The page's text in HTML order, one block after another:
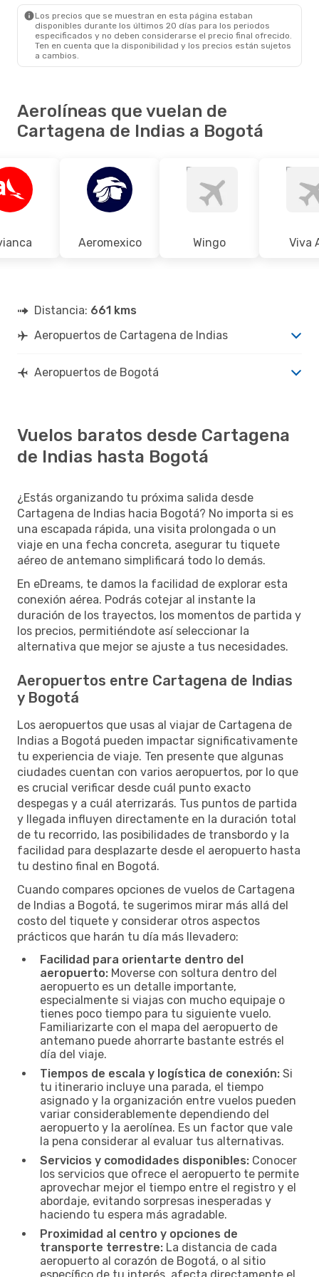
Los precios que se muestran en esta página estaban
disponibles durante los últimos 20 días para los periodos
especificados y no deben considerarse el precio final ofrecido.
Ten en cuenta que la disponibilidad y los precios están sujetos
a cambios.
Aerolíneas que vuelan de
Cartagena de Indias a Bogotá
Aeromexico Wingo Viva
Distancia: 661 kms
Aeropuertos de Cartagena de Indias
Aeropuertos de Bogotá
Vuelos baratos desde Cartagena
de Indias hasta Bogotá
¿Estás organizando tu próxima salida desde
Cartagena de Indias hacia Bogotá? No importa si es
una escapada rápida, una visita prolongada o un
viaje en una fecha concreta, asegurar tu tiquete
aéreo de antemano simplificará todo lo demás.
En eDreams, te damos la facilidad de explorar esta
conexión aérea. Podrás cotejar al instante la
duración de los trayectos, los momentos de partida y
los precios, permitiéndote así seleccionar la
alternativa que mejor se ajuste a tus necesidades.
Aeropuertos entre Cartagena de Indias
y Bogotá
Los aeropuertos que usas al viajar de Cartagena de
Indias a Bogotá pueden impactar significativamente
tu experiencia de viaje. Ten presente que algunas
ciudades cuentan con varios aeropuertos, por lo que
es crucial verificar desde cuál punto exacto
despegas y a cuál aterrizarás. Tus puntos de partida
y llegada influyen directamente en la duración total
de tu recorrido, las posibilidades de transbordo y la
facilidad para desplazarte desde el aeropuerto hasta
tu destino final en Bogotá.
Cuando compares opciones de vuelos de Cartagena
de Indias a Bogotá, te sugerimos mirar más allá del
costo del tiquete y considerar otros aspectos
prácticos que harán tu día más llevadero:
Facilidad para orientarte dentro del
aeropuerto: Moverse con soltura dentro del
aeropuerto es un detalle importante,
especialmente si viajas con mucho equipaje o
tienes poco tiempo para tu siguiente vuelo.
Familiarizarte con el mapa del aeropuerto de
antemano puede ahorrarte bastante estrés el
día del viaje.
Tiempos de escala y logística de conexión: Si
tu itinerario incluye una parada, el tiempo
asignado y la organización entre vuelos pueden
variar considerablemente dependiendo del
aeropuerto y la aerolínea. Es un factor que vale
la pena considerar al evaluar tus alternativas.
Servicios y comodidades disponibles: Conocer
los servicios que ofrece el aeropuerto te permite
aprovechar mejor el tiempo entre el registro y el
abordaje, evitando sorpresas inesperadas y
haciendo tu espera más agradable.
Proximidad al centro y opciones de
transporte terrestre: La distancia de cada
aeropuerto al corazón de Bogotá, o al sitio